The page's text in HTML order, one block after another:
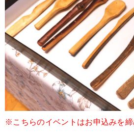
※こちらのイベントはお申込みを締